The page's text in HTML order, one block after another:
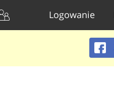
Logowanie